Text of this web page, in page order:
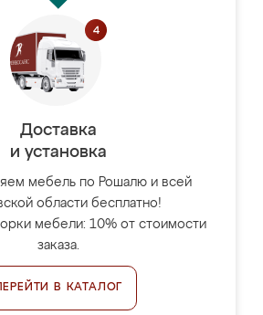
Доставка
и установка
мебель по Рошалю и всей
области бесплатно!
мебели: 10% от стоимости
заказа.
В КАТАЛОГ